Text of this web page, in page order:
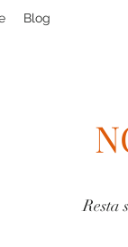
Blog
Resta